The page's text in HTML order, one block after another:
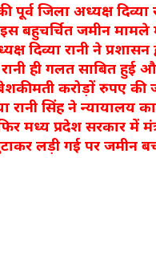
पूर्व जिला अध्यक्ष
जमीन मामले
दिव्या रानी ने
रानी ही गलत साबित
करोड़ों रुपए की
रानी सिंह ने न्यायालय
मध्य प्रदेश सरकार में
लड़ी गई पर जमीन